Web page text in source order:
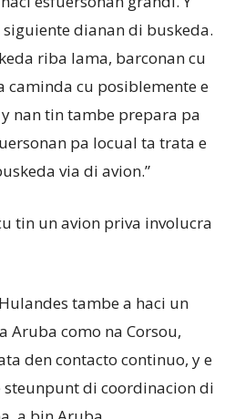
dianan di buskeda.
riba lama, barconan cu
caminda cu posiblemente e
nan tin tambe prepara pa
pa locual ta trata e
via di avion.”
tin un avion priva involucra
tambe a haci un
Aruba como na Corsou,
den contacto continuo, y e
steunpunt di coordinacion di